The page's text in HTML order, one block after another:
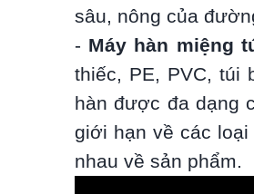
sâu, nông của
- Máy hàn miệng
thiếc, PE, PVC, túi
hàn được đa dạng
giới hạn về các
nhau về sản phẩm.